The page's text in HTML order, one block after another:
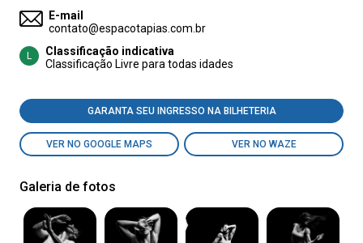
E-mail
contato@espacotapias.com.br
L
Classificação indicativa
Classificação Livre para todas idades
GARANTA SEU INGRESSO NA BILHETERIA
VER NO GOOGLE MAPS VER NO WAZE
Galeria de fotos